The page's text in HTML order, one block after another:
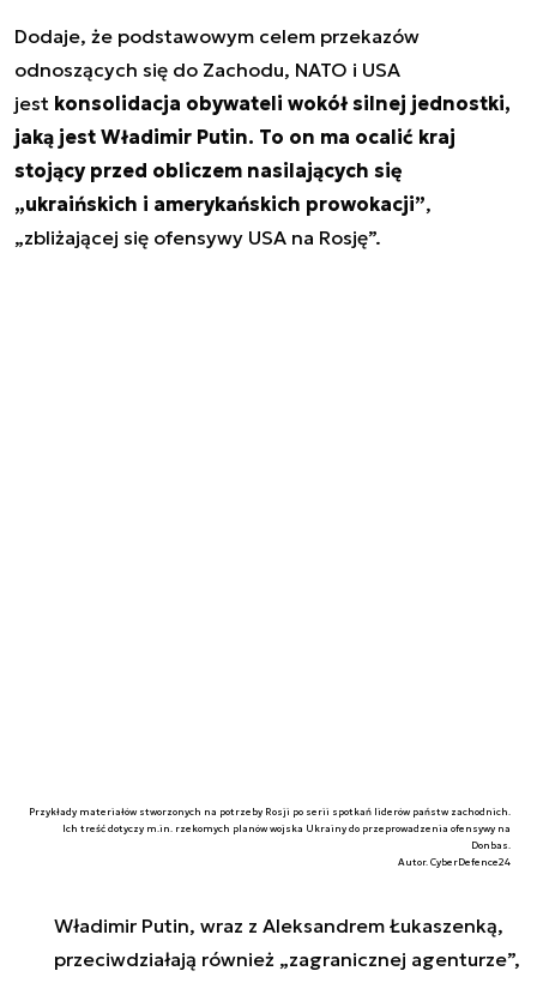
Dodaje, że podstawowym celem przekazów
odnoszących się do Zachodu, NATO i USA
jest konsolidacja obywateli wokół silnej jednostki,
jaką jest Władimir Putin. To on ma ocalić kraj
stojący przed obliczem nasilających się
„ukraińskich i amerykańskich prowokacji”,
„zbliżającej się ofensywy USA na Rosję”.
Przykłady materiałów stworzonych na potrzeby Rosji po serii spotkań liderów państw zachodnich.
Ich treść dotyczy m.in. rzekomych planów wojska Ukrainy do przeprowadzenia ofensywy na
Donbas.
Autor. CyberDefence24
Władimir Putin, wraz z Aleksandrem Łukaszenką,
przeciwdziałają również „zagranicznej agenturze”,